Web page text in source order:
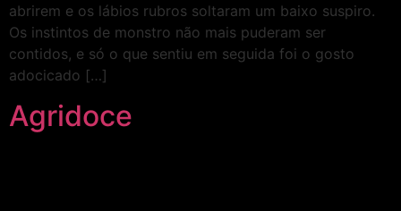
abrirem e os lábios rubros soltaram um baixo suspiro.
Os instintos de monstro não mais puderam ser
contidos, e só o que sentiu em seguida foi o gosto
adocicado […]
Agridoce